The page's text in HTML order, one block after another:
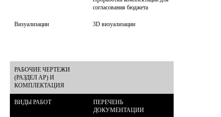
Визуализации 3D визуализации
РАБОЧИЕ ЧЕРТЕЖИ
(РАЗДЕЛ АР) И
КОМПЛЕКТАЦИЯ
ВИДЫ РАБОТ
ПЕРЕЧЕНЬ
ДОКУМЕНТАЦИИ